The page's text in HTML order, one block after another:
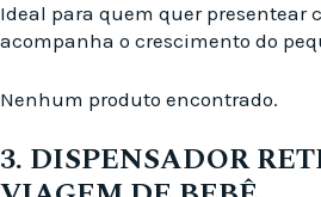
Ideal para quem quer presentear
acompanha o crescimento do
Nenhum produto encontrado.
3. DISPENSADOR